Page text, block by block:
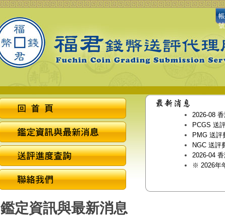
帳
號
2026-08
PCGS 送
PMG 送評
NGC 送評
2026-04
※ 2026年
鑑定資訊與最新消息